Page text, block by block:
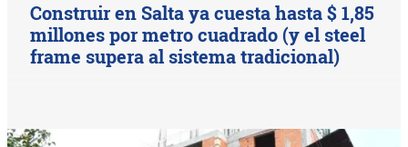
Construir en Salta ya cuesta hasta $ 1,85
millones por metro cuadrado (y el steel
frame supera al sistema tradicional)